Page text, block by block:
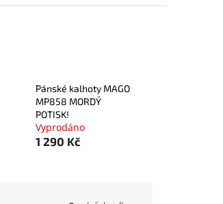
Pánské kalhoty MAGO
MP858 MORDÝ
POTISK!
Vyprodáno
1 290 Kč